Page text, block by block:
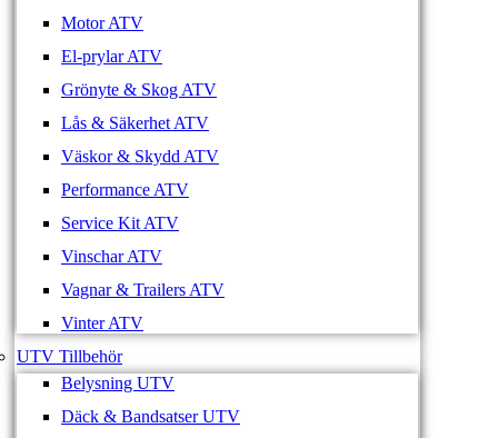
Motor ATV
El-prylar ATV
Grönyte & Skog ATV
Lås & Säkerhet ATV
Väskor & Skydd ATV
Performance ATV
Service Kit ATV
Vinschar ATV
Vagnar & Trailers ATV
Vinter ATV
UTV Tillbehör
Belysning UTV
Däck & Bandsatser UTV